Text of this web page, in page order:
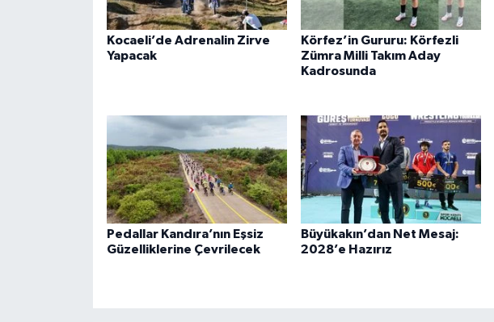
Kocaeli’de Adrenalin Zirve
Yapacak
Körfez’in Gururu: Körfezli
Zümra Milli Takım Aday
Kadrosunda
Pedallar Kandıra’nın Eşsiz
Güzelliklerine Çevrilecek
Büyükakın’dan Net Mesaj:
2028’e Hazırız